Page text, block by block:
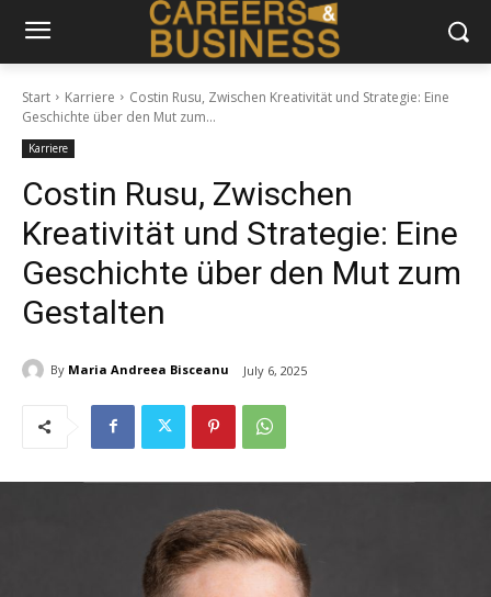
Start Karriere
Costin Rusu, Zwischen Kreativität und Strategie: Eine
Geschichte über den Mut zum...
Karriere
Costin Rusu, Zwischen
Kreativität und Strategie: Eine
Geschichte über den Mut zum
Gestalten
By Maria Andreea Bisceanu July 6, 2025